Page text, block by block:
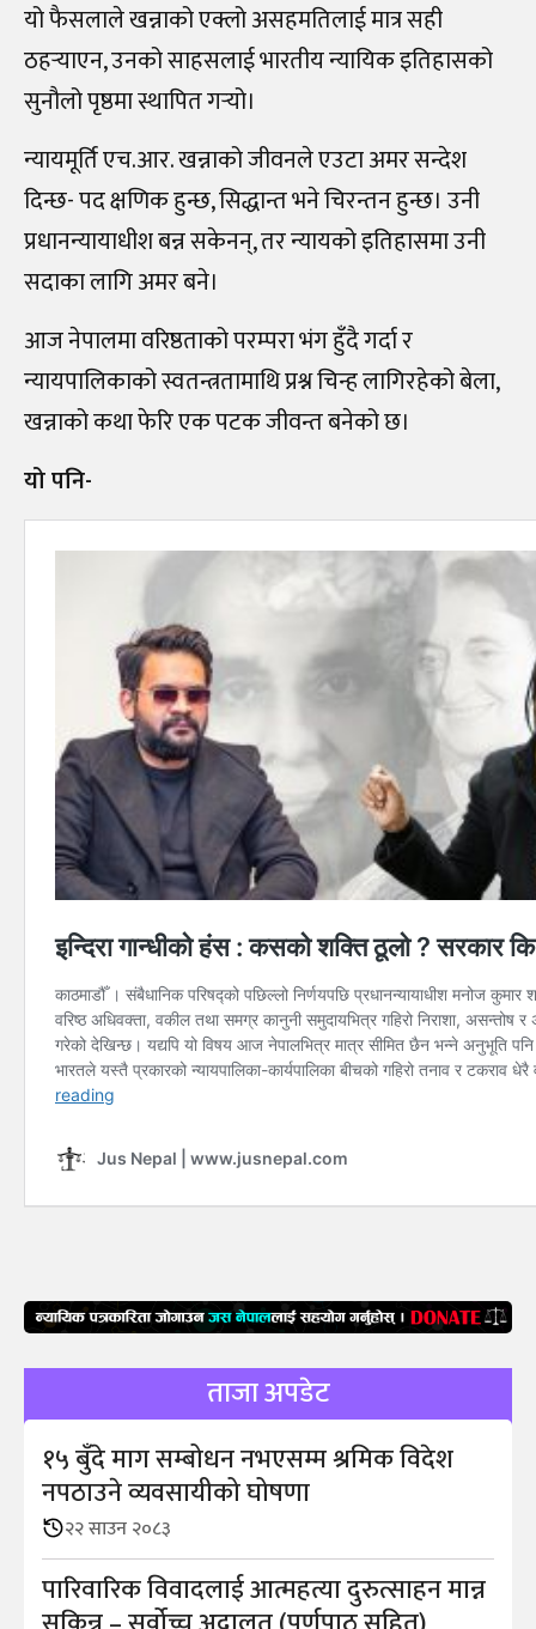
यो फैसलाले खन्नाको एक्लो असहमतिलाई मात्र सही
ठहर्‍याएन, उनको साहसलाई भारतीय न्यायिक इतिहासको
सुनौलो पृष्ठमा स्थापित गर्‍यो।
न्यायमूर्ति एच.आर. खन्नाको जीवनले एउटा अमर सन्देश
दिन्छ- पद क्षणिक हुन्छ, सिद्धान्त भने चिरन्तन हुन्छ। उनी
प्रधानन्यायाधीश बन्न सकेनन्, तर न्यायको इतिहासमा उनी
सदाका लागि अमर बने।
आज नेपालमा वरिष्ठताको परम्परा भंग हुँदै गर्दा र
न्यायपालिकाको स्वतन्त्रतामाथि प्रश्न चिन्ह लागिरहेको बेला,
खन्नाको कथा फेरि एक पटक जीवन्त बनेको छ।
यो पनि-
ताजा अपडेट
१५ बुँदे माग सम्बोधन नभएसम्म श्रमिक विदेश
नपठाउने व्यवसायीको घोषणा
२२ साउन २०८३
पारिवारिक विवादलाई आत्महत्या दुरुत्साहन मान्न